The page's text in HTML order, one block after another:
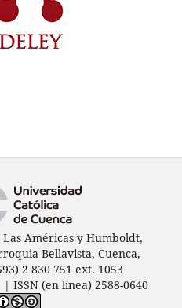
Américas y Humboldt,
Bellavista, Cuenca,
2 830 751 ext. 1053
ISSN (en línea) 2588-0640